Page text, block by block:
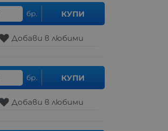
бр. КУПИ
Добави в любими
бр. КУПИ
Добави в любими